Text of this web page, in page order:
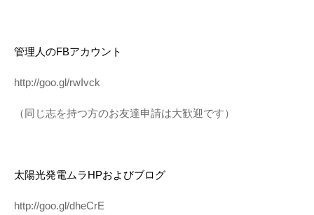
管理人のFBアカウント
http://goo.gl/rwIvck
（同じ志を持つ方のお友達申請は大歓迎です）
太陽光発電ムラHPおよびブログ
http://goo.gl/dheCrE